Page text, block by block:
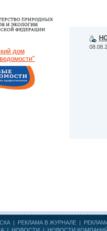
дом
| РЕКЛАМА В ЖУРНАЛЕ |